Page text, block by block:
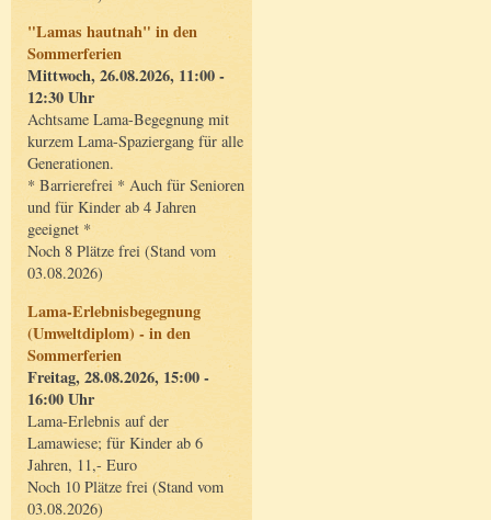
"Lamas hautnah" in den
Sommerferien
Mittwoch, 26.08.2026, 11:00 -
12:30 Uhr
Achtsame Lama-Begegnung mit
kurzem Lama-Spaziergang für alle
Generationen.
* Barrierefrei * Auch für Senioren
und für Kinder ab 4 Jahren
geeignet *
Noch 8 Plätze frei (Stand vom
03.08.2026)
Lama-Erlebnisbegegnung
(Umweltdiplom) - in den
Sommerferien
Freitag, 28.08.2026, 15:00 -
16:00 Uhr
Lama-Erlebnis auf der
Lamawiese; für Kinder ab 6
Jahren, 11,- Euro
Noch 10 Plätze frei (Stand vom
03.08.2026)